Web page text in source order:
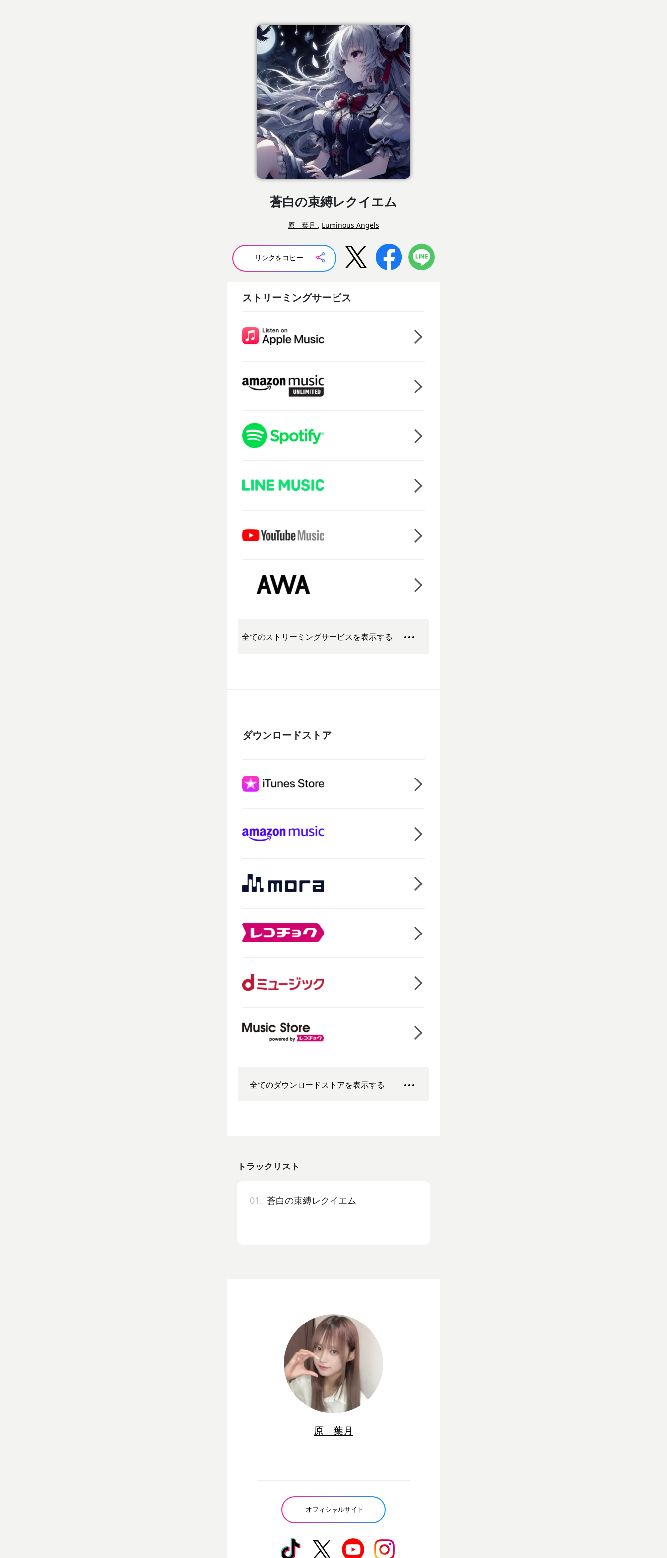
蒼白の束縛レクイエム
原 葉月 , Luminous Angels
リンクをコピー
ストリーミングサービス
全てのストリーミングサービスを表示する
ダウンロードストア
全てのダウンロードストアを表示する
トラックリスト
01. 蒼白の束縛レクイエム
原 葉月
オフィシャルサイト